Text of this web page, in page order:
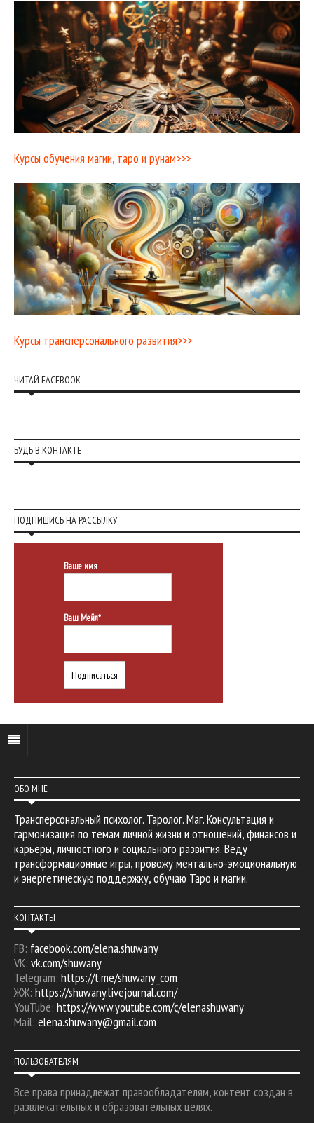
Курсы обучения магии, таро и рунам>>>
Курсы трансперсонального развития>>>
ЧИТАЙ FACEBOOK
БУДЬ В КОНТАКТЕ
ПОДПИШИСЬ НА РАССЫЛКУ
Ваше имя
Ваш Мейл*
ОБО МНЕ
Трансперсональный психолог. Таролог. Маг. Консультация и
гармонизация по темам личной жизни и отношений, финансов и
карьеры, личностного и социального развития. Веду
трансформационные игры, провожу ментально-эмоциональную
и энергетическую поддержку, обучаю Таро и магии.
КОНТАКТЫ
FB: facebook.com/elena.shuwany
VK: vk.com/shuwany
Telegram: https://t.me/shuwany_com
ЖЖ: https://shuwany.livejournal.com/
YouTube: https://www.youtube.com/c/elenashuwany
Mail: elena.shuwany@gmail.com
ПОЛЬЗОВАТЕЛЯМ
Все права принадлежат правообладателям, контент создан в
развлекательных и образовательных целях.